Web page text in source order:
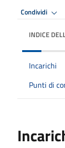
Condividi
INDICE
Incarichi
Punti di